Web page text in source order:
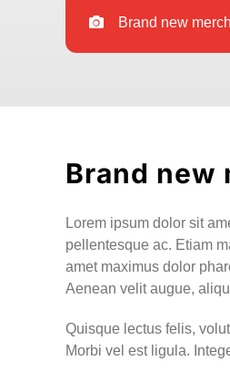
Brand new
Brand new
Lorem ipsum dolor sit
pellentesque ac. Etiam
amet maximus dolor
Aenean velit augue,
Quisque lectus felis,
Morbi vel est ligula.